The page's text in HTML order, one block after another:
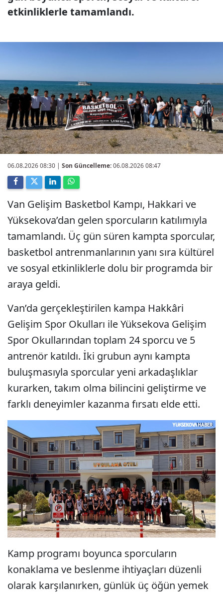
etkinliklerle tamamlandı.
06.08.2026 08:30 | Son Güncelleme:06.08.2026 08:47
Van Gelişim Basketbol Kampı, Hakkari ve
Yüksekova’dan gelen sporcuların katılımıyla
tamamlandı. Üç gün süren kampta sporcular,
basketbol antrenmanlarının yanı sıra kültürel
ve sosyal etkinliklerle dolu bir programda bir
araya geldi.
Van’da gerçekleştirilen kampa Hakkâri
Gelişim Spor Okulları ile Yüksekova Gelişim
Spor Okullarından toplam 24 sporcu ve 5
antrenör katıldı. İki grubun aynı kampta
buluşmasıyla sporcular yeni arkadaşlıklar
kurarken, takım olma bilincini geliştirme ve
farklı deneyimler kazanma fırsatı elde etti.
Kamp programı boyunca sporcuların
konaklama ve beslenme ihtiyaçları düzenli
olarak karşılanırken, günlük üç öğün yemek